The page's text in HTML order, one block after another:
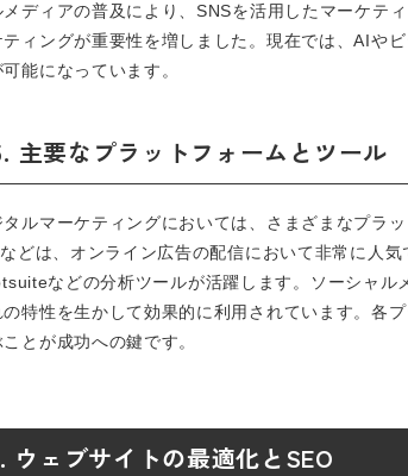
メディアの普及により、SNSを活用したマーケテ
ティングが重要性を増しました。現在では、AIや
可能になっています。
主要なプラットフォームとツール
タルマーケティングにおいては、さまざまなプラ
どは、オンライン広告の配信において非常に人
などの分析ツールが活躍します。ソーシャ
の特性を生かして効果的に利用されています。各
とが成功への鍵です。
ウェブサイトの最適化とSEO